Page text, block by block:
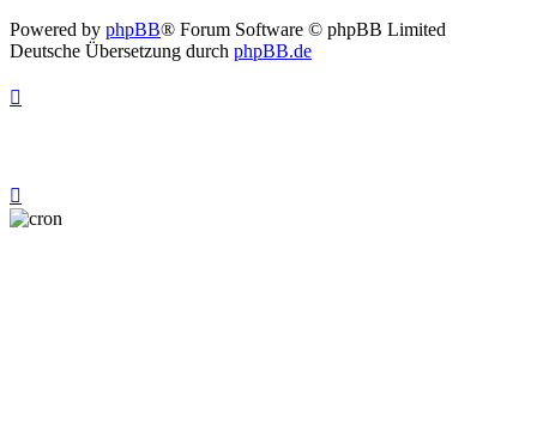
Powered by phpBB® Forum Software © phpBB Limited
Deutsche Übersetzung durch phpBB.de